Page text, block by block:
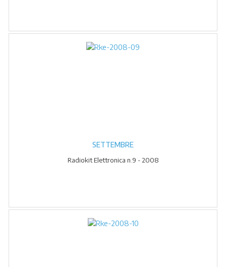
SETTEMBRE
Radiokit Elettronica n.9 - 2008